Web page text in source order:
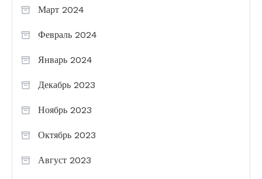
Март 2024
Февраль 2024
Январь 2024
Декабрь 2023
Ноябрь 2023
Октябрь 2023
Август 2023